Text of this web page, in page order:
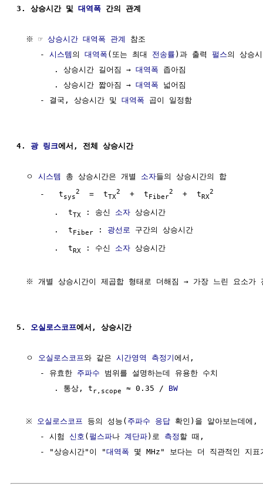
3. 상승시간 및 대역폭 간의 관계
  ※ ☞
상승시간 대역폭 관계
참조
     -
시스템 의 대역폭 (또는 최대 전송률 )과 출력 펄스의 상승
        . 상승시간 길어짐 →
대역폭 좁아짐
        . 상승시간 짧아짐 →
대역폭 넓어짐
     - 결국, 상승시간 및
대역폭 곱이 일정함
4. 광 링크에서, 전체 상승시간
  ㅇ
시스템 총 상승시간은 개별 소자들의 상승시간의 합
     -   t
sys
2
  =  t
TX
2
  +  t
Fiber
2
  +  t
RX
2
        .  t
TX : 송신 소자 상승시간
        .  t
Fiber : 광선로 구간의 상승시간
        .  t
RX : 수신 소자 상승시간
※ 개별 상승시간이 제곱합 형태로 더해짐 → 가장 느린 요소가
5. 오실로스코프에서, 상승시간
  ㅇ
오실로스코프와 같은 시간영역 측정기에서,
     - 유효한
주파수 범위를 설명하는데 유용한 수치
        . 통상, t
r,scope ​≈ 0.35​ / BW
  ※
오실로스코프 등의 성능( 주파수 응답 확인)을 알아보는데에,
     - 시험
신호 ( 펄스파나 계단파)로 측정 할 때,
     - "상승시간"이 "
대역폭